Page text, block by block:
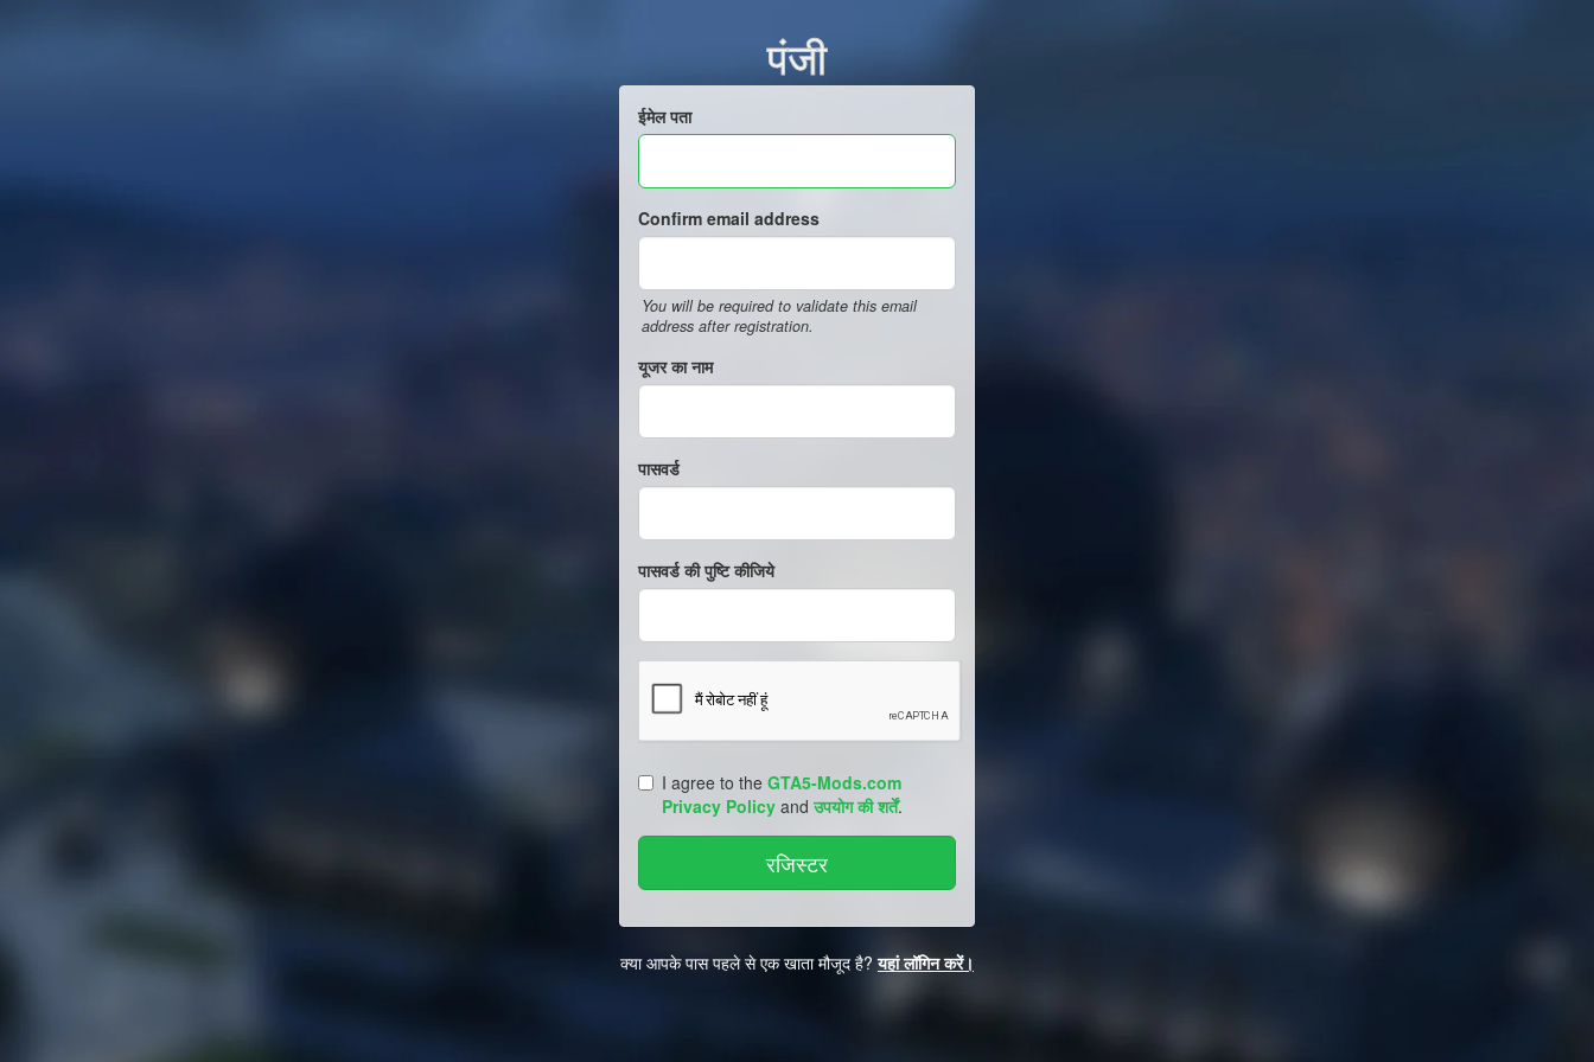
पंजी
ईमेल पता
Confirm email address
You will be required to validate this email
address after registration.
यूजर का नाम
पासवर्ड
पासवर्ड की पुष्टि कीजिये
I agree to the GTA5-Mods.com
Privacy Policy andउपयोग की शर्तें.
क्या आपके पास पहले से एक खाता मौजूद है?यहां लॉगिन करें।